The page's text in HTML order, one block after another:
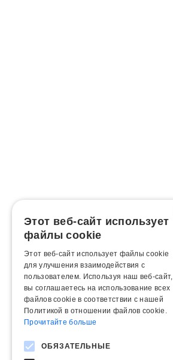
Этот веб-сайт использует
файлы cookie
Этот веб-сайт использует файлы cookie
для улучшения взаимодействия с
пользователем. Используя наш веб-сайт,
вы соглашаетесь на использование всех
файлов cookie в соответствии с нашей
Политикой в ​​отношении файлов cookie.
Прочитайте больше
ОБЯЗАТЕЛЬНЫЕ